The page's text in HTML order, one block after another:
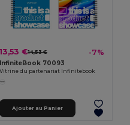
13,53 €14,53 € -7%
InfiniteBook 70093
Vitrine du partenariat Infinitebook
Ajouter au Panier